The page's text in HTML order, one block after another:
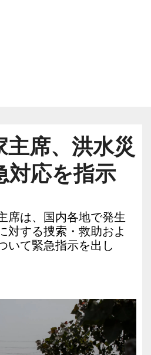
席、洪水災
対応を指示
席は、国内各地で発生
対する捜索・救助およ
いて緊急指示を出し